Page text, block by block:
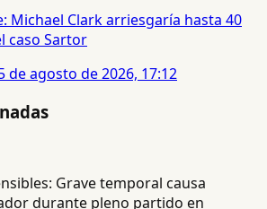
Michael Clark arriesgaría hasta 40
caso Sartor
de agosto de 2026, 17:12